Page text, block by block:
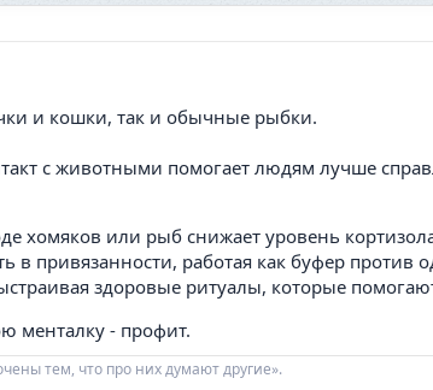
и кошки, так и обычные рыбки.
с животными помогает людям лучше
хомяков или рыб снижает уровень
привязанности, работая как буфер против
здоровые ритуалы, которые
менталку - профит.
тем, что про них думают другие».